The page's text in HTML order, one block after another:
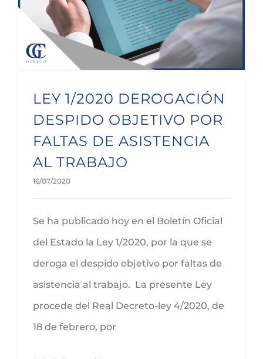
LEY 1/2020 DEROGACIÓN
DESPIDO OBJETIVO POR
FALTAS DE ASISTENCIA
AL TRABAJO
16/07/2020
Se ha publicado hoy en el Boletín Oficial
del Estado la Ley 1/2020, por la que se
deroga el despido objetivo por faltas de
asistencia al trabajo. La presente Ley
procede del Real Decreto-ley 4/2020, de
18 de febrero, por